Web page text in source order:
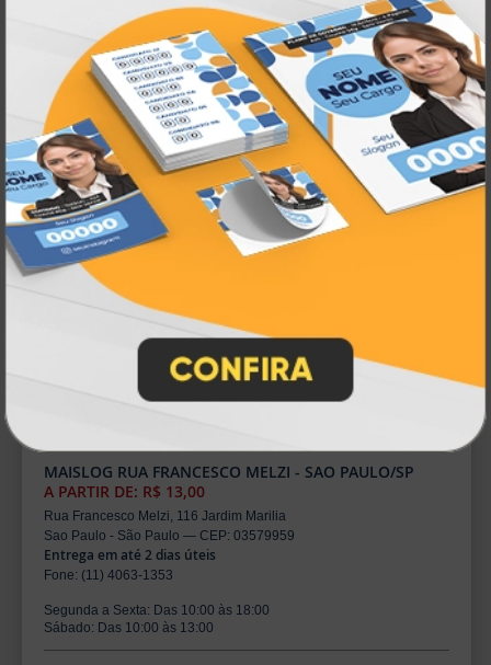
MAISLOG RUA DOMINGOS DE MORAIS - SAO
PAULO/SP
A PARTIR DE: R$ 13,00
Rua Domingos De Morais, 2253 Vila Mariana
Sao Paulo - São Paulo — CEP: 04035959
Entrega em até 2 dias úteis
Fone: (11) 4063-1353
Segunda a Sexta: Das 10:00 às 18:00
Sábado: Das 10:00 às 13:00
MAISLOG AVENIDA DO ARVOREIRO - SAO PAULO/SP
A PARTIR DE: R$ 13,00
Avenida Do Arvoreiro, 186 Parque Das Arvores
Sao Paulo - São Paulo — CEP: 04824959
Entrega em até 2 dias úteis
Fone: (11) 4063-1353
Segunda a Sexta: Das 10:00 às 18:00
MAISLOG RUA FRANCESCO MELZI - SAO PAULO/SP
A PARTIR DE: R$ 13,00
Rua Francesco Melzi, 116 Jardim Marilia
Sao Paulo - São Paulo — CEP: 03579959
Entrega em até 2 dias úteis
Fone: (11) 4063-1353
Segunda a Sexta: Das 10:00 às 18:00
Sábado: Das 10:00 às 13:00